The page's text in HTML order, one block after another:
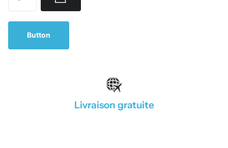
Button
Livraison gratuite